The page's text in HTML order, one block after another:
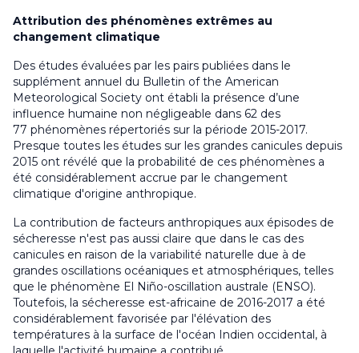
Attribution des phénomènes extrêmes au
changement climatique
Des études évaluées par les pairs publiées dans le
supplément annuel du Bulletin of the American
Meteorological Society ont établi la présence d’une
influence humaine non négligeable dans 62 des
77 phénomènes répertoriés sur la période 2015-2017.
Presque toutes les études sur les grandes canicules depuis
2015 ont révélé que la probabilité de ces phénomènes a
été considérablement accrue par le changement
climatique d'origine anthropique.
La contribution de facteurs anthropiques aux épisodes de
sécheresse n'est pas aussi claire que dans le cas des
canicules en raison de la variabilité naturelle due à de
grandes oscillations océaniques et atmosphériques, telles
que le phénomène El Niño-oscillation australe (ENSO).
Toutefois, la sécheresse est-africaine de 2016-2017 a été
considérablement favorisée par l'élévation des
températures à la surface de l'océan Indien occidental, à